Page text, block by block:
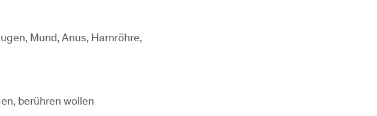
Mund, Anus, Harnröhre,
berühren wollen